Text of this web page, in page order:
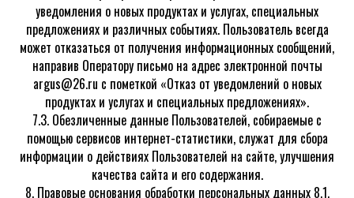
уведомления о новых продуктах и услугах, специальных
предложениях и различных событиях. Пользователь всегда
может отказаться от получения информационных сообщений,
направив Оператору письмо на адрес электронной почты
argus@26.ru с пометкой «Отказ от уведомлений о новых
продуктах и услугах и специальных предложениях».
7.3. Обезличенные данные Пользователей, собираемые с
помощью сервисов интернет-статистики, служат для сбора
информации о действиях Пользователей на сайте, улучшения
качества сайта и его содержания.
8. Правовые основания обработки персональных данных 8.1.